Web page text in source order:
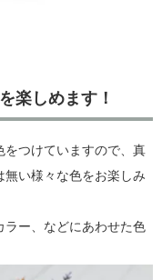
楽しめます！
をつけていますので、真
無い様々な色をお楽しみ
ラー、などにあわせた色